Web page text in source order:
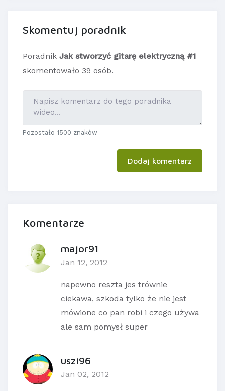
Skomentuj poradnik
Poradnik Jak stworzyć gitarę elektryczną #1
skomentowało 39 osób.
Pozostało 1500 znaków
Dodaj komentarz
Komentarze
major91
Jan 12, 2012
napewno reszta jes trównie
ciekawa, szkoda tylko że nie jest
mówione co pan robi i czego używa
ale sam pomysł super
uszi96
Jan 02, 2012